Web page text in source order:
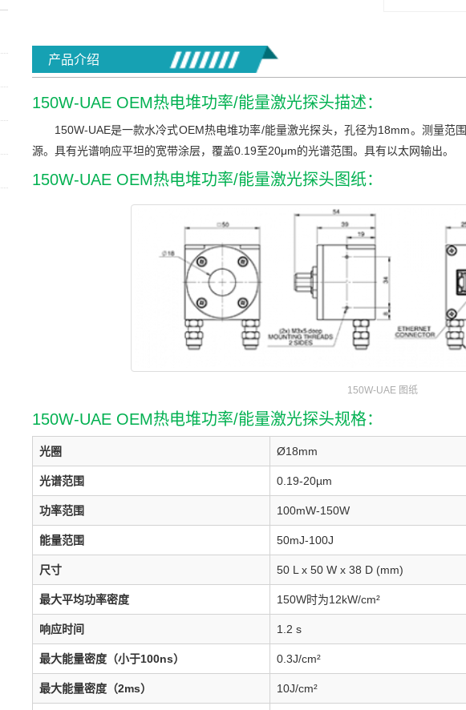
产品介绍
150W-UAE OEM热电堆功率/能量激光探头描述：
150W-UAE是一款水冷式OEM热电堆功率/能量激光探头，孔径为18mm。测量范
源。具有光谱响应平坦的宽带涂层，覆盖0.19至20μm的光谱范围。具有以太网输出。
150W-UAE OEM热电堆功率/能量激光探头图纸：
150W-UAE 图纸
150W-UAE OEM热电堆功率/能量激光探头规格：
光圈 Ø18mm
光谱范围 0.19-20µm
功率范围 100mW-150W
能量范围 50mJ-100J
尺寸 50 L x 50 W x 38 D (mm)
最大平均功率密度 150W时为12kW/cm²
响应时间 1.2 s
最大能量密度（小于100ns） 0.3J/cm²
最大能量密度（2ms） 10J/cm²